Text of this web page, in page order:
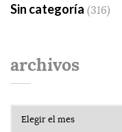
Sin categoría (316)
archivos